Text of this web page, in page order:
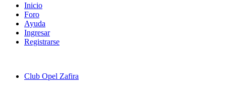
Inicio
Foro
Ayuda
Ingresar
Registrarse
Club Opel Zafira